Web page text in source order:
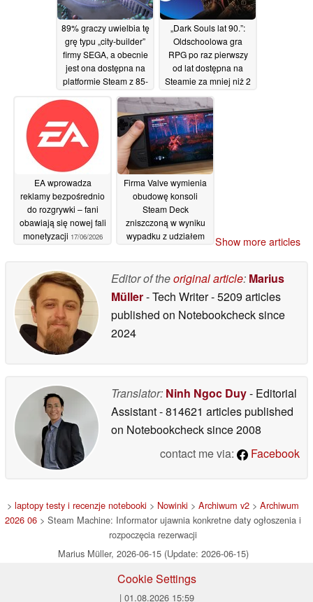
89% graczy uwielbia tę
grę typu „city-builder”
firmy SEGA, a obecnie
jest ona dostępna na
platformie Steam z 85-
17/06/2026
„Dark Souls lat 90.”:
Oldschoolowa gra
RPG po raz pierwszy
od lat dostępna na
Steamie za mniej niż 2
17/06/2026
EA wprowadza
reklamy bezpośrednio
do rozgrywki – fani
obawiają się nowej fali
monetyzacji 17/06/2026
Firma Valve wymienia
obudowę konsoli
Steam Deck
zniszczoną w wyniku
wypadku z udziałem
hojność17/06/2026
Show more articles
Editor of theoriginal article: Marius
Müller- Tech Writer- 5209 articles
published on Notebookchecksince
2024
Translator: Ninh Ngoc Duy- Editorial
Assistant- 814621 articles published
on Notebookchecksince 2008
contact me via:
Facebook
> laptopy testy i recenzje notebooki > Nowinki > Archiwum v2 > Archiwum
2026 06 > Steam Machine: Informator ujawnia konkretne daty ogłoszenia i
rozpoczęcia rezerwacji
Marius Müller, 2026-06-15 (Update: 2026-06-15)
Cookie Settings
| 01.08.2026 15:59